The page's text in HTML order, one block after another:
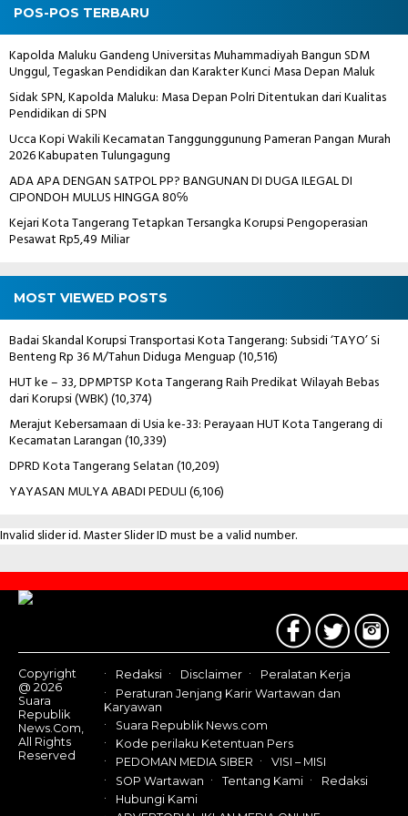
POS-POS TERBARU
Kapolda Maluku Gandeng Universitas Muhammadiyah Bangun SDM
Unggul, Tegaskan Pendidikan dan Karakter Kunci Masa Depan Maluk
Sidak SPN, Kapolda Maluku: Masa Depan Polri Ditentukan dari Kualitas
Pendidikan di SPN
Ucca Kopi Wakili Kecamatan Tanggunggunung Pameran Pangan Murah
2026 Kabupaten Tulungagung
ADA APA DENGAN SATPOL PP? BANGUNAN DI DUGA ILEGAL DI
CIPONDOH MULUS HINGGA 80℅
Kejari Kota Tangerang Tetapkan Tersangka Korupsi Pengoperasian
Pesawat Rp5,49 Miliar
MOST VIEWED POSTS
Badai Skandal Korupsi Transportasi Kota Tangerang: Subsidi ‘TAYO’ Si
Benteng Rp 36 M/Tahun Diduga Menguap(10,516)
HUT ke – 33, DPMPTSP Kota Tangerang Raih Predikat Wilayah Bebas
dari Korupsi (WBK)(10,374)
Merajut Kebersamaan di Usia ke-33: Perayaan HUT Kota Tangerang di
Kecamatan Larangan(10,339)
DPRD Kota Tangerang Selatan(10,209)
YAYASAN MULYA ABADI PEDULI(6,106)
Invalid slider id. Master Slider ID must be a valid number.
Contact
Us
Copyright
@ 2026
Suara
Republik
News.Com,
All Rights
Reserved
Redaksi Disclaimer
Peralatan Kerja
Peraturan Jenjang Karir Wartawan dan
Karyawan
Suara Republik News.com
Kode perilaku Ketentuan Pers
PEDOMAN MEDIA SIBER
VISI – MISI
SOP Wartawan
Tentang Kami
Redaksi
Hubungi Kami